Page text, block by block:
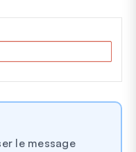
le message